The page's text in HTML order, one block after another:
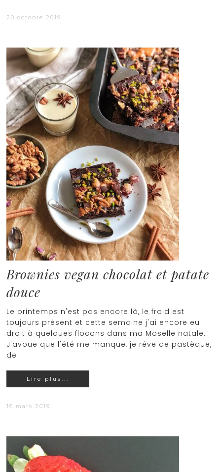
20 octobre 2019
Brownies vegan chocolat et patate
douce
Le printemps n'est pas encore là, le froid est
toujours présent et cette semaine j'ai encore eu
droit à quelques flocons dans ma Moselle natale.
J'avoue que l'été me manque, je rêve de pastèque,
de
Lire plus...
16 mars 2019